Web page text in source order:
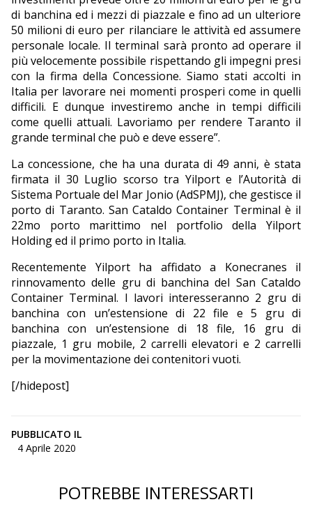
di banchina ed i mezzi di piazzale e fino ad un ulteriore
50 milioni di euro per rilanciare le attività ed assumere
personale locale. Il terminal sarà pronto ad operare il
più velocemente possibile rispettando gli impegni presi
con la firma della Concessione. Siamo stati accolti in
Italia per lavorare nei momenti prosperi come in quelli
difficili. E dunque investiremo anche in tempi difficili
come quelli attuali. Lavoriamo per rendere Taranto il
grande terminal che può e deve essere”.
La concessione, che ha una durata di 49 anni, è stata
firmata il 30 Luglio scorso tra Yilport e l’Autorità di
Sistema Portuale del Mar Jonio (AdSPMJ), che gestisce il
porto di Taranto. San Cataldo Container Terminal è il
22mo porto marittimo nel portfolio della Yilport
Holding ed il primo porto in Italia.
Recentemente Yilport ha affidato a Konecranes il
rinnovamento delle gru di banchina del San Cataldo
Container Terminal. I lavori interesseranno 2 gru di
banchina con un’estensione di 22 file e 5 gru di
banchina con un’estensione di 18 file, 16 gru di
piazzale, 1 gru mobile, 2 carrelli elevatori e 2 carrelli
per la movimentazione dei contenitori vuoti.
[/hidepost]
PUBBLICATO IL
4 Aprile 2020
POTREBBE INTERESSARTI